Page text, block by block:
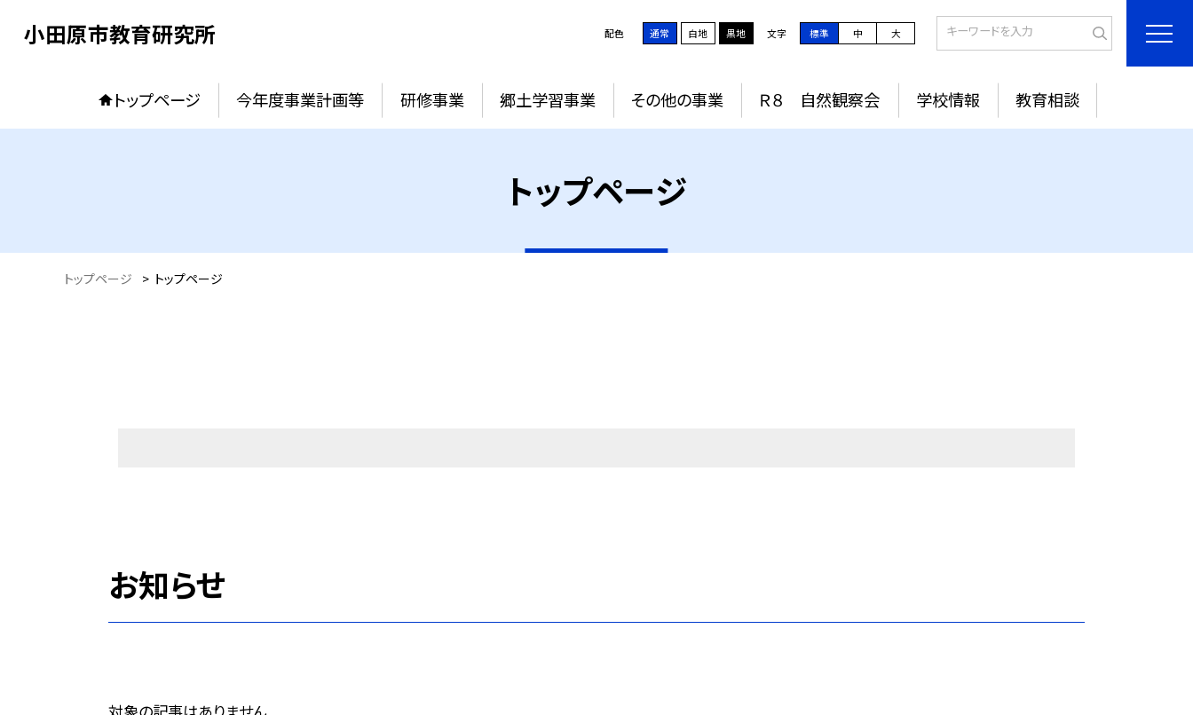
小田原市教育研究所 配色 通常 白地 黒地 文字 標準 中 大
トップページ 今年度事業計画等 研修事業 郷土学習事業 その他の事業 Ｒ８ 自然観察会 学校情報 教育相談
トップページ
トップページ > トップページ
お知らせ